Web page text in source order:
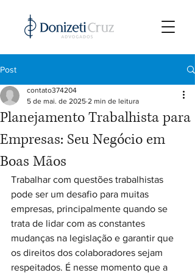
Post
Planejamento Trabalhista para
Empresas: Seu Negócio em
Boas Mãos
contato374204
5 de mai. de 2025 2 min de leitura
Trabalhar com questões trabalhistas
pode ser um desafio para muitas
empresas, principalmente quando se
trata de lidar com as constantes
mudanças na legislação e garantir que
os direitos dos colaboradores sejam
respeitados. É nesse momento que a